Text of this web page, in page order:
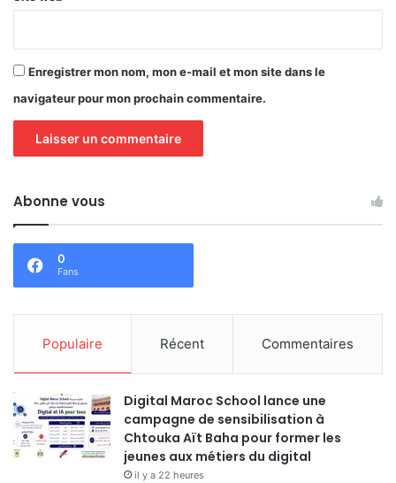
Enregistrer mon nom, mon e-mail et mon site dans le
navigateur pour mon prochain commentaire.
Abonne vous
0
Fans
Populaire Récent Commentaires
Digital Maroc School lance une
campagne de sensibilisation à
Chtouka Aït Baha pour former les
jeunes aux métiers du digital
il y a 22 heures